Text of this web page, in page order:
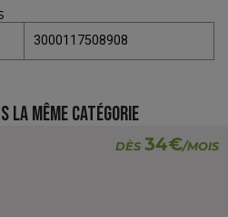
3000117508908
LA MÊME CATÉGORIE
DÈS 34€/MOIS